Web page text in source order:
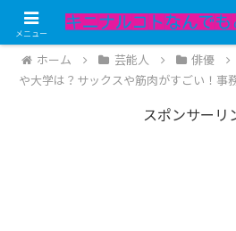
記事内にPRが含まれています。
ホーム 芸能人 俳優
や大学は？サックスや筋肉がすごい！事
スポンサーリ
メニュー